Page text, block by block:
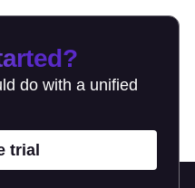
do with a unified
trial